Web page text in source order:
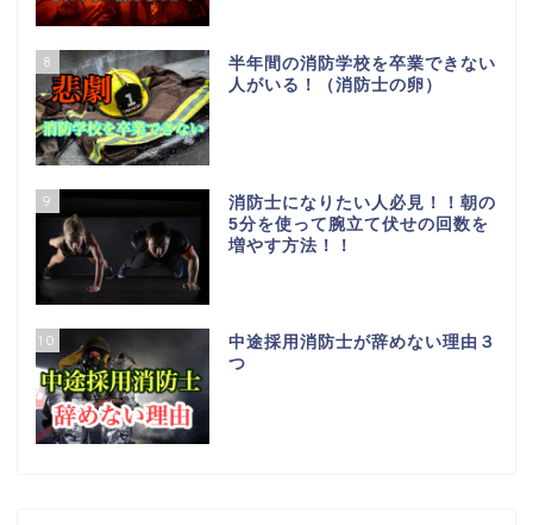
8
半年間の消防学校を卒業できない
人がいる！（消防士の卵）
9
消防士になりたい人必見！！朝の
5分を使って腕立て伏せの回数を
増やす方法！！
10
中途採用消防士が辞めない理由３
つ